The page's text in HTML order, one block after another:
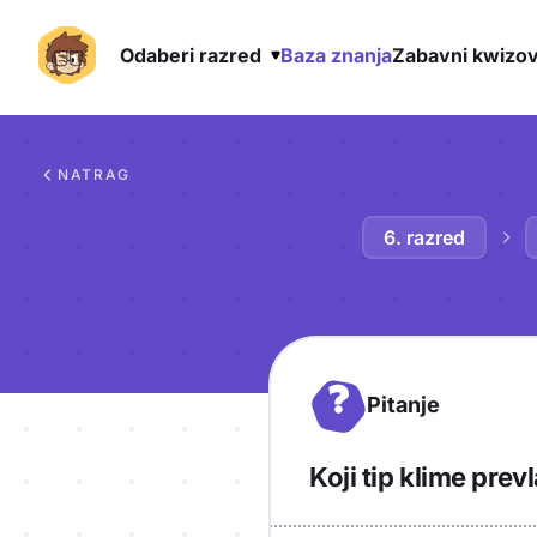
Odaberi razred Baza znanjaZabavni
NATRAG
6. razred
? Pitanje
Koji tip klime